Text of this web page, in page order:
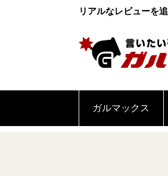
リアルなレビューを
ガルマックス